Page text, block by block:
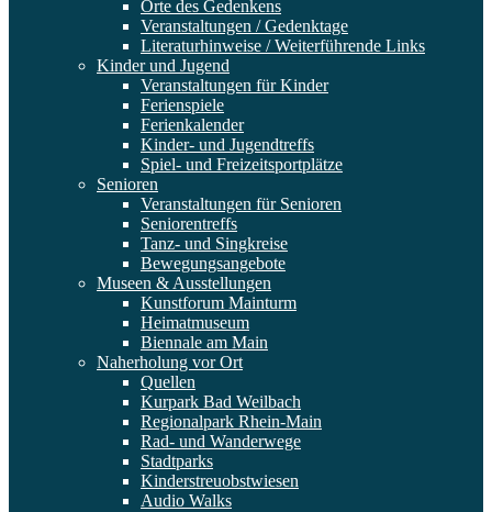
Orte des Gedenkens
Veranstaltungen / Gedenktage
Literaturhinweise / Weiterführende Links
Kinder und Jugend
Veranstaltungen für Kinder
Ferienspiele
Ferienkalender
Kinder- und Jugendtreffs
Spiel- und Freizeitsportplätze
Senioren
Veranstaltungen für Senioren
Seniorentreffs
Tanz- und Singkreise
Bewegungsangebote
Museen & Ausstellungen
Kunstforum Mainturm
Heimatmuseum
Biennale am Main
Naherholung vor Ort
Quellen
Kurpark Bad Weilbach
Regionalpark Rhein-Main
Rad- und Wanderwege
Stadtparks
Kinderstreuobstwiesen
Audio Walks